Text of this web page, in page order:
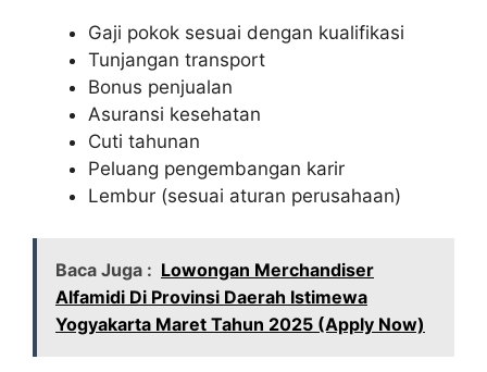
Gaji pokok sesuai dengan kualifikasi
Tunjangan transport
Bonus penjualan
Asuransi kesehatan
Cuti tahunan
Peluang pengembangan karir
Lembur (sesuai aturan perusahaan)
Baca Juga : Lowongan Merchandiser
Alfamidi Di Provinsi Daerah Istimewa
Yogyakarta Maret Tahun 2025 (Apply Now)